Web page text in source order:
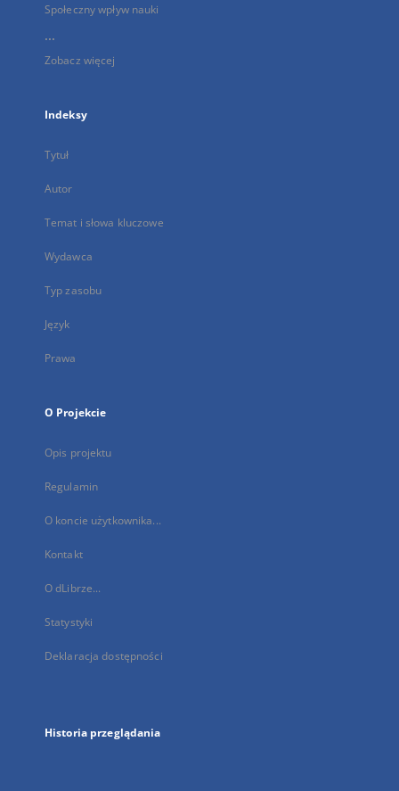
Społeczny wpływ nauki
...
Zobacz więcej
Indeksy
Tytuł
Autor
Temat i słowa kluczowe
Wydawca
Typ zasobu
Język
Prawa
O Projekcie
Opis projektu
Regulamin
O koncie użytkownika...
Kontakt
O dLibrze...
Statystyki
Deklaracja dostępności
Historia przeglądania